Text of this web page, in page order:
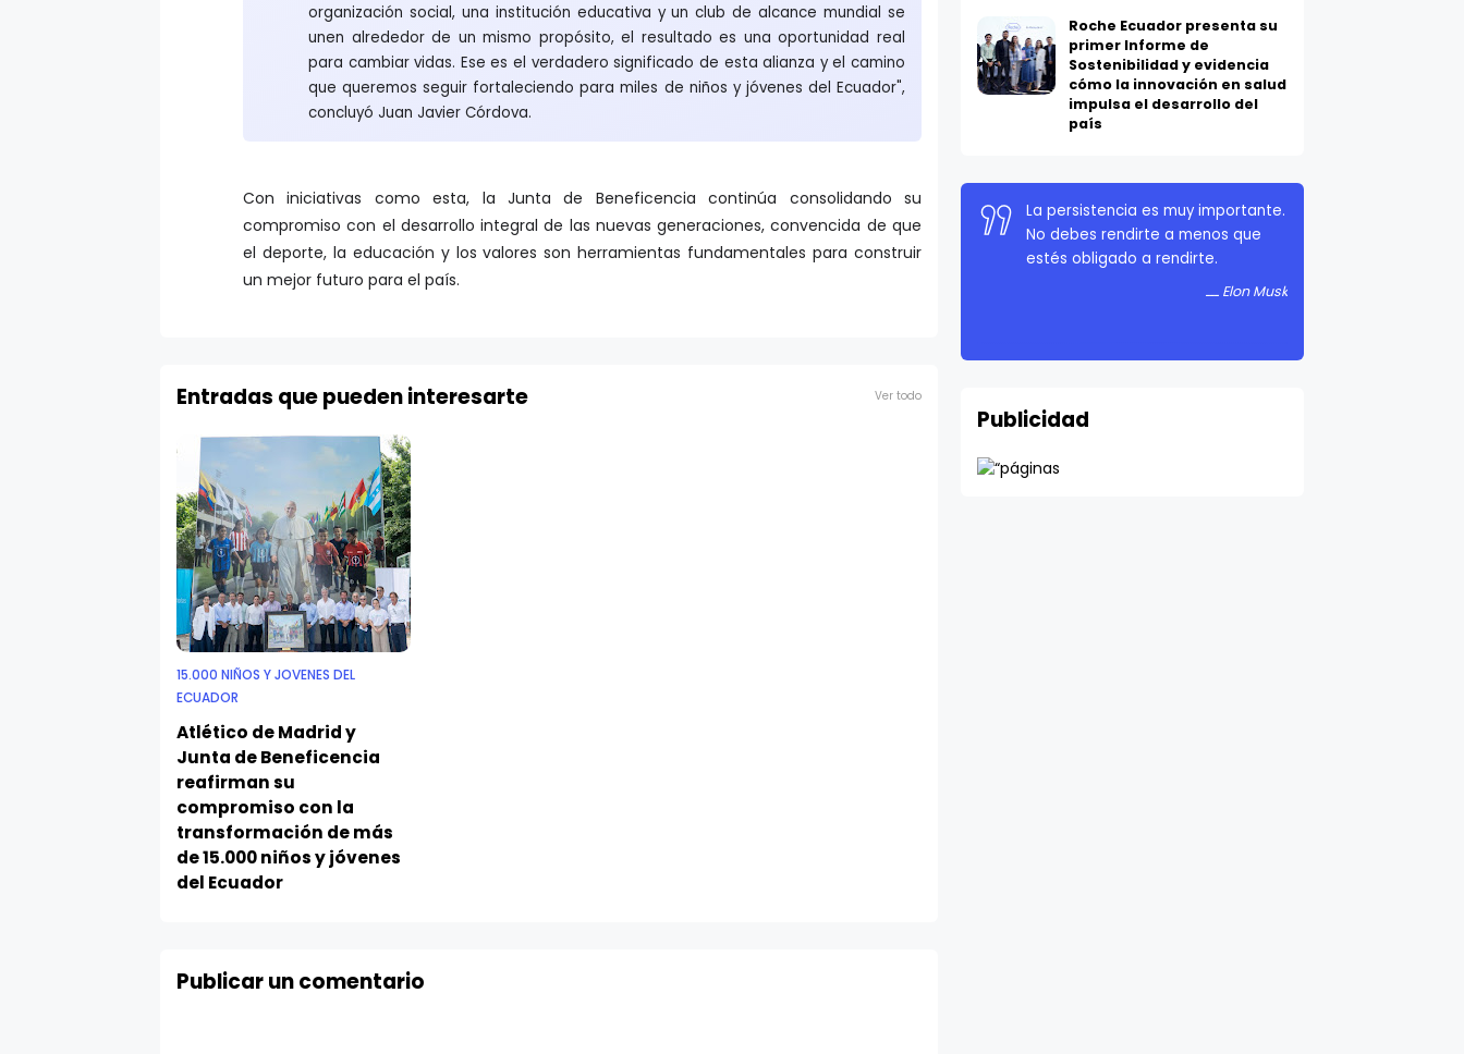
organización social, una institución educativa y un club de alcance mundial se
unen alrededor de un mismo propósito, el resultado es una oportunidad real
para cambiar vidas. Ese es el verdadero significado de esta alianza y el camino
que queremos seguir fortaleciendo para miles de niños y jóvenes del Ecuador",
concluyó Juan Javier Córdova.
Con iniciativas como esta, la Junta de Beneficencia continúa consolidando su
compromiso con el desarrollo integral de las nuevas generaciones, convencida de que
el deporte, la educación y los valores son herramientas fundamentales para construir
un mejor futuro para el país.
Entradas que pueden interesarte Ver todo
15.000 NIÑOS Y JOVENES DEL
ECUADOR
Atlético de Madrid y
Junta de Beneficencia
reafirman su
compromiso con la
transformación de más
de 15.000 niños y jóvenes
del Ecuador
Publicar un comentario
Roche Ecuador presenta su
primer Informe de
Sostenibilidad y evidencia
cómo la innovación en salud
impulsa el desarrollo del
país
La persistencia es muy importante.
No debes rendirte a menos que
estés obligado a rendirte.
Elon Musk
Publicidad